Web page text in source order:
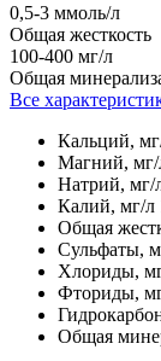
0,5-3 ммоль/л
Общая жесткость
100-400 мг/л
Общая
Все
Кальций,
Магний, мг/
Натрий, мг/
Калий, мг/л
Общая
Сульфаты,
Хлориды,
Фториды,
Общая